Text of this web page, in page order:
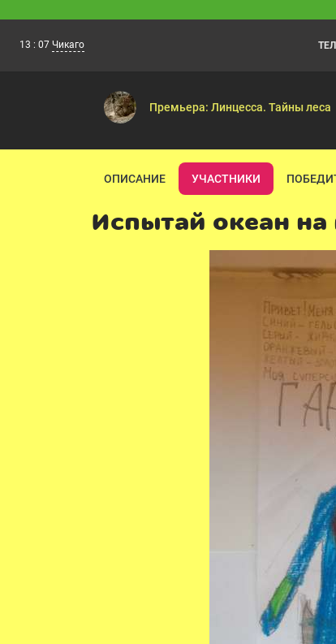
Спокойной ночи,
Передача «Спокойной ночи,
13 : 07 Чикаго
Премьера: Линцесса. Тайны леса
ОПИСАНИЕ УЧАСТНИКИ
Испытай океан на